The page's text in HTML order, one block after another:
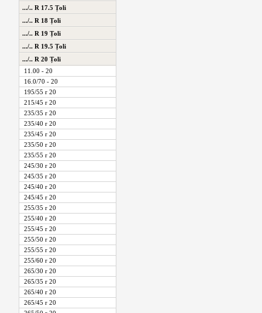
.../.. R 17.5 Țoli
.../.. R 18 Țoli
.../.. R 19 Țoli
.../.. R 19.5 Țoli
.../.. R 20 Țoli
11.00 - 20
16.0/70 - 20
195/55 r 20
215/45 r 20
235/35 r 20
235/40 r 20
235/45 r 20
235/50 r 20
235/55 r 20
245/30 r 20
245/35 r 20
245/40 r 20
245/45 r 20
255/35 r 20
255/40 r 20
255/45 r 20
255/50 r 20
255/55 r 20
255/60 r 20
265/30 r 20
265/35 r 20
265/40 r 20
265/45 r 20